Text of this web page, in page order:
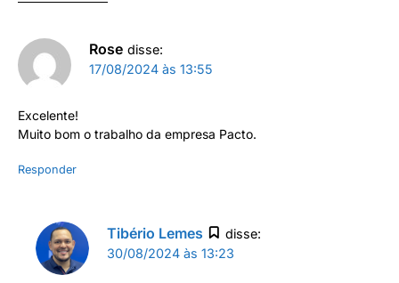
Rose disse:
17/08/2024 às 13:55
Excelente!
Muito bom o trabalho da empresa Pacto.
Responder
Tibério Lemes
disse:
30/08/2024 às 13:23